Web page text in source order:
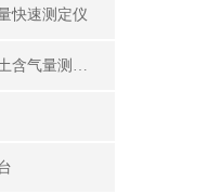
快速测定仪
美国大象直读式混凝土含气量测定仪